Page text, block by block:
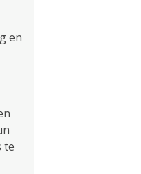
en
te